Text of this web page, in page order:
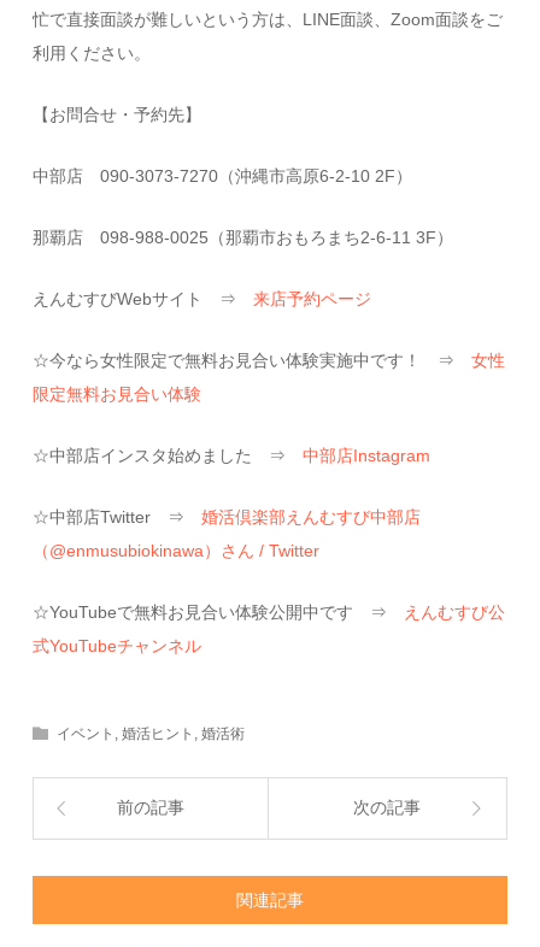
忙で直接面談が難しいという方は、LINE面談、Zoom面談をご
利用ください。
【お問合せ・予約先】
中部店 090-3073-7270（沖縄市高原6-2-10 2F）
那覇店 098-988-0025（那覇市おもろまち2-6-11 3F）
えんむすびWebサイト ⇒来店予約ページ
☆今なら女性限定で無料お見合い体験実施中です！ ⇒女性
限定無料お見合い体験
☆中部店インスタ始めました ⇒中部店Instagram
☆中部店Twitter ⇒婚活倶楽部えんむすび中部店
（@enmusubiokinawa）さん / Twitter
☆YouTubeで無料お見合い体験公開中です ⇒
えんむすび公
式YouTubeチャンネル
イベント ,婚活ヒント ,婚活術
前の記事 次の記事
関連記事